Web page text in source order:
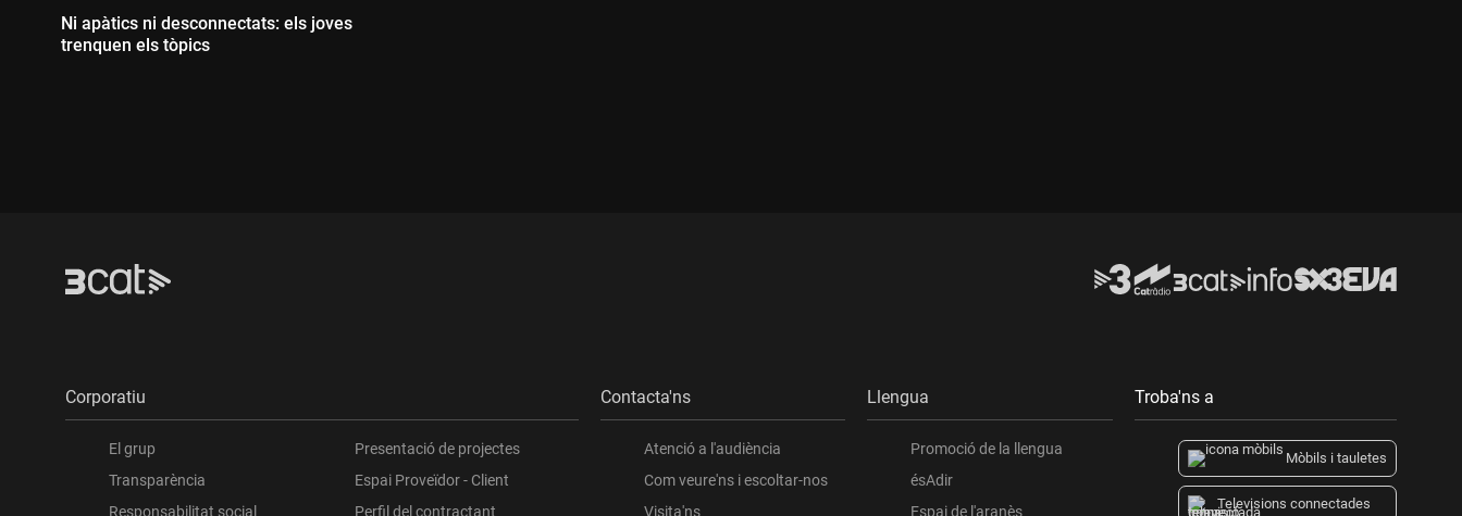
Ni apàtics ni desconnectats: els joves
trenquen els tòpics
Corporatiu
El grup
Transparència
Responsabilitat social
Presentació de projectes
Espai Proveïdor - Client
Perfil del contractant
Contacta'ns
Atenció a l'audiència
Com veure'ns i escoltar-nos
Visita'ns
Llengua
Promoció de la llengua
ésAdir
Espai de l'aranès
Troba'ns a
Mòbils i tauletes
Televisions connectades